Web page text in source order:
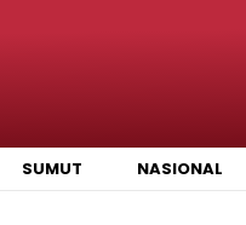
SUMUT NASIONAL